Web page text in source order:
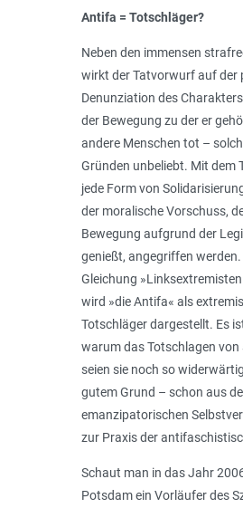
Antifa = Totschläger?
Neben den immensen
wirkt der Tatvorwurf auf der
Denunziation des
der Bewegung zu der er
andere Menschen tot –
Gründen unbeliebt. Mit dem
jede Form von
der moralische Vorschuss,
Bewegung aufgrund der
genießt, angegriffen
Gleichung
wird »die Antifa« als
Totschläger dargestellt. Es
warum das Totschlagen von
seien sie noch so
gutem Grund – schon aus
emanzipatorischen
zur Praxis der
Schaut man in das Jahr
Potsdam ein Vorläufer des